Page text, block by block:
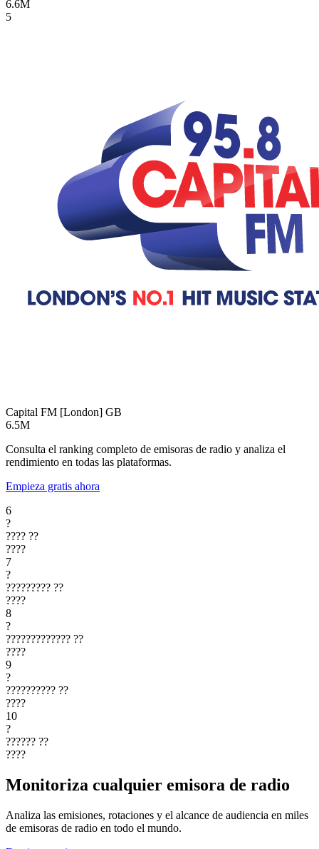
6.6M
5
Capital FM [London] GB
6.5M
Consulta el ranking completo de emisoras de radio y analiza el
rendimiento en todas las plataformas.
Empieza gratis ahora
6
?
???? ??
????
7
?
????????? ??
????
8
?
????????????? ??
????
9
?
?????????? ??
????
10
?
?????? ??
????
Monitoriza cualquier emisora de radio
Analiza las emisiones, rotaciones y el alcance de audiencia en miles
de emisoras de radio en todo el mundo.